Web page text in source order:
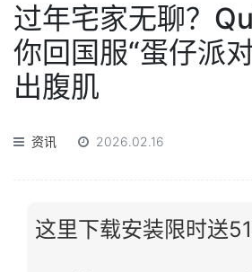
过年宅家无聊？
你回国服“蛋仔派
出腹肌
资讯 2026.02.16
这里下载安装限时送